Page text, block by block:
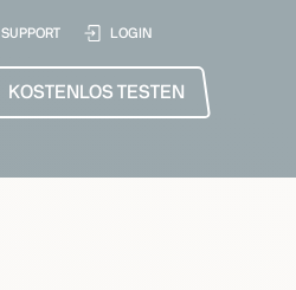
SUPPORT LOGIN
KOSTENLOS TESTEN